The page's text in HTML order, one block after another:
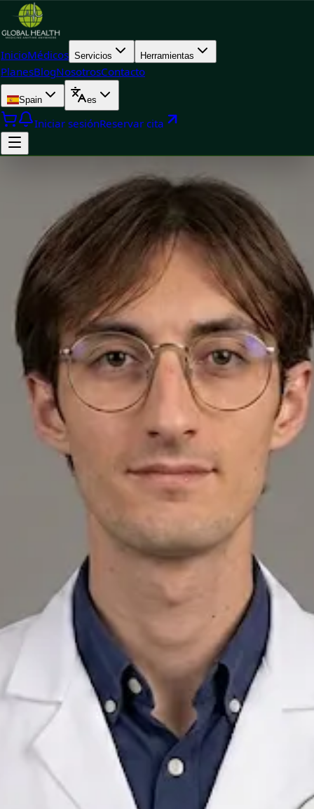
InicioMédicos Servicios Herramientas
PlanesBlogNosotrosContacto
Spain es
Iniciar sesiónReservar cita
Doctor
Javier Villarte Betancor — Psychologist, Global Health Spain
Javier Villarte Betancor — Psychologist at Global Health Spain.
Book an online video consultation.
++
Javier Villarte Betancor
Psicólogo General Sanitario
Revise los detalles del perfil del médico, las áreas de consulta y
las opciones de reserva antes de programar su cita.
Psicólogo General Sanitario
Spanish
Registrado en Spain
Consulta online disponible
verificado
Elegir hora con Javier
Verificar registro